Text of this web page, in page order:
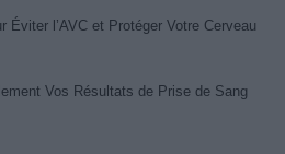
Éviter l’AVC et Protéger Votre Cerveau
Vos Résultats de Prise de Sang